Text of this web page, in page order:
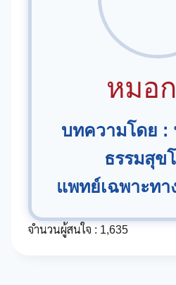
หมอ
บทความโดย :
ธรรมสุข
แพทย์เฉพาะท
จำนวนผู้สนใจ : 1,635